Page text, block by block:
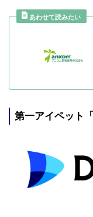
第一アイペット